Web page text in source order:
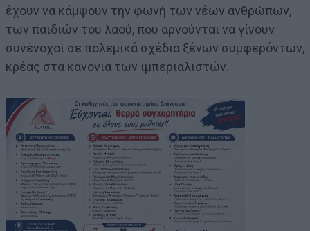
έχουν να κάμψουν την φωνή των νέων ανθρώπων,
των παιδιών του λαού, που αρνούνται να γίνουν
συνένοχοι σε πολεμικά σχέδια ξένων συμφερόντων,
κρέας στα κανόνια των ιμπεριαλιστών.